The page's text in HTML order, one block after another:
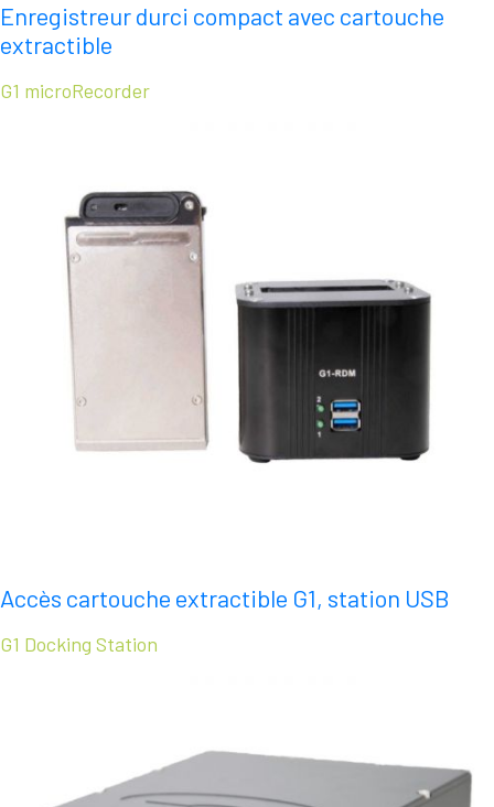
Enregistreur durci compact avec cartouche
extractible
G1 microRecorder
Accès cartouche extractible G1, station USB
G1 Docking Station